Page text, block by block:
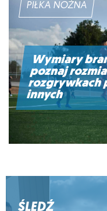
PIŁKA NOŻNA
Wymiary
poznaj
rozgrywkach
innych
ŚLEDŹ